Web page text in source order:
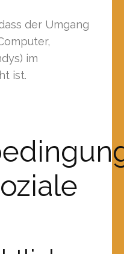
der Umgang
im
ist.